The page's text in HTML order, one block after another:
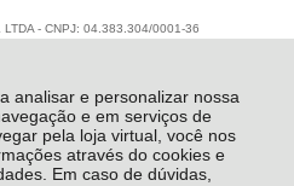
analisar e personalizar nossa
e em serviços de
pela loja virtual, você nos
através do cookies e
Em caso de dúvidas,
LTDA - CNPJ: 04.383.304/0001-36